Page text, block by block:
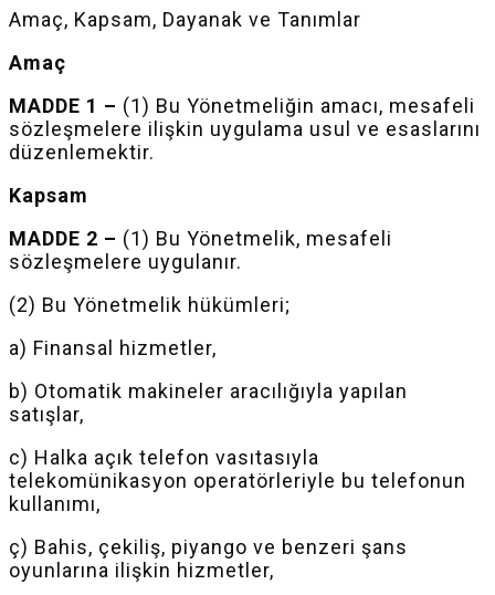
Amaç, Kapsam, Dayanak ve Tanımlar
Amaç
MADDE 1 – (1) Bu Yönetmeliğin amacı, mesafeli
sözleşmelere ilişkin uygulama usul ve esaslarını
düzenlemektir.
Kapsam
MADDE 2 – (1) Bu Yönetmelik, mesafeli
sözleşmelere uygulanır.
(2) Bu Yönetmelik hükümleri;
a) Finansal hizmetler,
b) Otomatik makineler aracılığıyla yapılan
satışlar,
c) Halka açık telefon vasıtasıyla
telekomünikasyon operatörleriyle bu telefonun
kullanımı,
ç) Bahis, çekiliş, piyango ve benzeri şans
oyunlarına ilişkin hizmetler,